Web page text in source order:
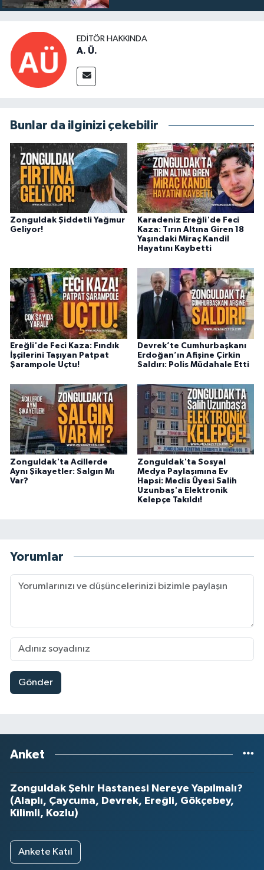
EDITÖR HAKKINDA
A. Ü.
Bunlar da ilginizi çekebilir
Zonguldak Şiddetli Yağmur
Geliyor!
Karadeniz Ereğli'de Feci
Kaza: Tırın Altına Giren 18
Yaşındaki Miraç Kandil
Hayatını Kaybetti
Ereğli'de Feci Kaza: Fındık
İşçilerini Taşıyan Patpat
Şarampole Uçtu!
Devrek’te Cumhurbaşkanı
Erdoğan’ın Afişine Çirkin
Saldırı: Polis Müdahale Etti
Zonguldak'ta Acillerde
Aynı Şikayetler: Salgın Mı
Var?
Zonguldak'ta Sosyal
Medya Paylaşımına Ev
Hapsi: Meclis Üyesi Salih
Uzunbaş'a Elektronik
Kelepçe Takıldı!
Yorumlar
Gönder
Anket
Zonguldak Şehir Hastanesi Nereye Yapılmalı?
(Alaplı, Çaycuma, Devrek, Ereğli, Gökçebey,
Kilimli, Kozlu)
Ankete Katıl